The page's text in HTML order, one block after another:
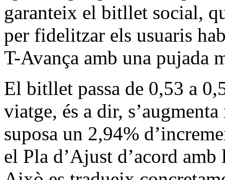
garanteix el bitllet social,
per fidelitzar els usuaris
T-Avança amb una pujada
El bitllet passa de 0,53 a
viatge, és a dir,
suposa un 2,94%
el Pla d’Ajust d’acord